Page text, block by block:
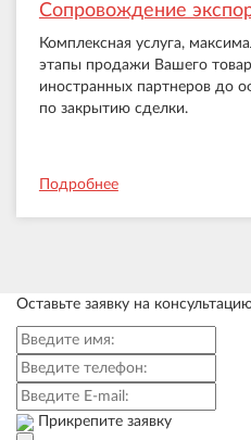
Сопровождение
Комплексная услуга,
этапы продажи Вашего
иностранных партнеров до
по закрытию сделки.
Подробнее
Оставьте заявку на
Прикрепите заявку